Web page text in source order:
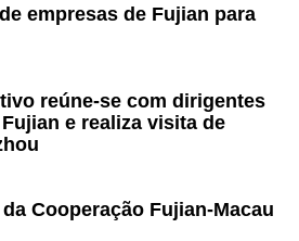
empresas de Fujian para
reúne-se com dirigentes
e realiza visita de
Cooperação Fujian-Macau